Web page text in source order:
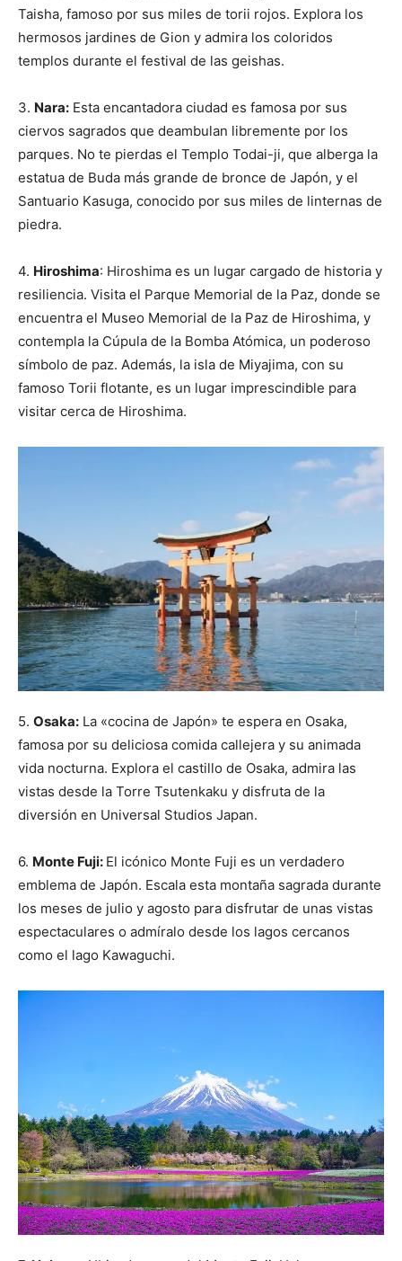
Taisha, famoso por sus miles de torii rojos. Explora los
hermosos jardines de Gion y admira los coloridos
templos durante el festival de las geishas.
3. Nara: Esta encantadora ciudad es famosa por sus
ciervos sagrados que deambulan libremente por los
parques. No te pierdas el Templo Todai-ji, que alberga la
estatua de Buda más grande de bronce de Japón, y el
Santuario Kasuga, conocido por sus miles de linternas de
piedra.
4. Hiroshima: Hiroshima es un lugar cargado de historia y
resiliencia. Visita el Parque Memorial de la Paz, donde se
encuentra el Museo Memorial de la Paz de Hiroshima, y
contempla la Cúpula de la Bomba Atómica, un poderoso
símbolo de paz. Además, la isla de Miyajima, con su
famoso Torii flotante, es un lugar imprescindible para
visitar cerca de Hiroshima.
5. Osaka: La «cocina de Japón» te espera en Osaka,
famosa por su deliciosa comida callejera y su animada
vida nocturna. Explora el castillo de Osaka, admira las
vistas desde la Torre Tsutenkaku y disfruta de la
diversión en Universal Studios Japan.
6. Monte Fuji: El icónico Monte Fuji es un verdadero
emblema de Japón. Escala esta montaña sagrada durante
los meses de julio y agosto para disfrutar de unas vistas
espectaculares o admíralo desde los lagos cercanos
como el lago Kawaguchi.